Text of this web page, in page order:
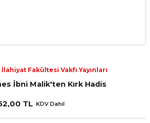
Fakültesi Vakfı Yayınları
İbni Malik'ten Kırk Hadis
TL KDV Dahil